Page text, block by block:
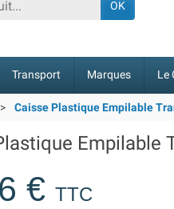
OK
Transport Marques Le
Caisse Plastique Empilable
Empilable
€TTC